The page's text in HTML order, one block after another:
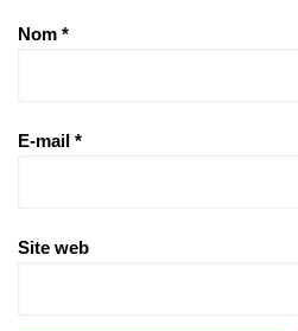
Nom *
E-mail *
Site web